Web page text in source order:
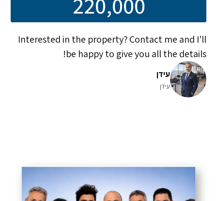
Interested in the property? Contact me and I'll
be happy to give you all the details!
עידן
עידן